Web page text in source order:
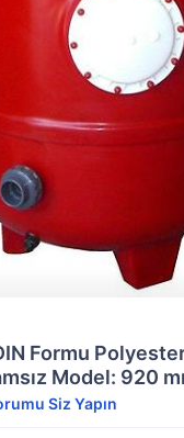
Formu
Model: 920
Siz Yapın